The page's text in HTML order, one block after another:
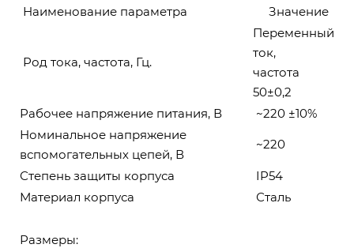
Наименование параметра Значение
Род тока, частота, Гц.
Переменный
ток,
частота
50±0,2
Рабочее напряжение питания, В
~220 ±10%
Номинальное напряжение
вспомогательных цепей, В
~220
Степень защиты корпуса
IP54
Материал корпуса
Сталь
Размеры: